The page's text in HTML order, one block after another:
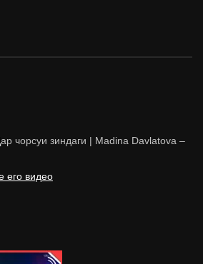
чорсуи зиндаги | Madina Davlatova –
его видео